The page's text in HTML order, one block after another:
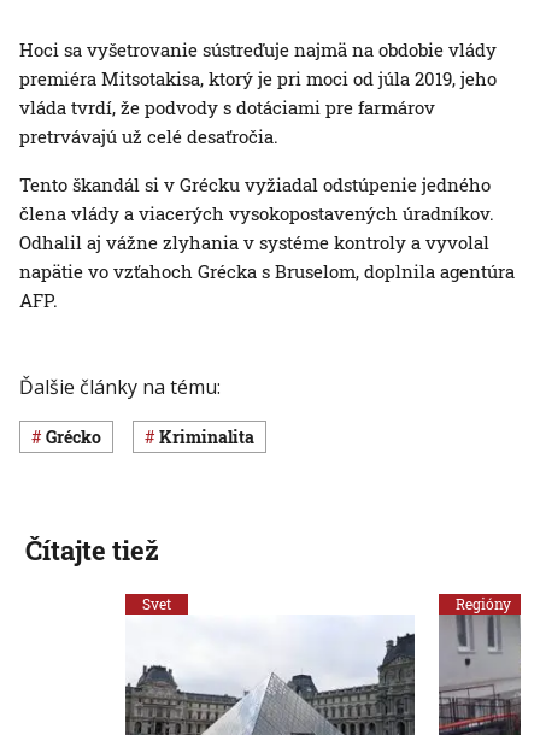
Hoci sa vyšetrovanie sústreďuje najmä na obdobie vlády
premiéra Mitsotakisa, ktorý je pri moci od júla 2019, jeho
vláda tvrdí, že podvody s dotáciami pre farmárov
pretrvávajú už celé desaťročia.
Tento škandál si v Grécku vyžiadal odstúpenie jedného
člena vlády a viacerých vysokopostavených úradníkov.
Odhalil aj vážne zlyhania v systéme kontroly a vyvolal
napätie vo vzťahoch Grécka s Bruselom, doplnila agentúra
AFP.
Ďalšie články na tému:
Grécko Kriminalita
Čítajte tiež
Svet Regióny